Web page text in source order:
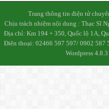
Trang thông tin điện tử
Chịu trách nhiệm nội dung : Thạc Sĩ
Địa chỉ: Km 194 + 350, Quốc lộ 1A,
Điên thoại: 02466 597 597/ 0902 587
Wordpress